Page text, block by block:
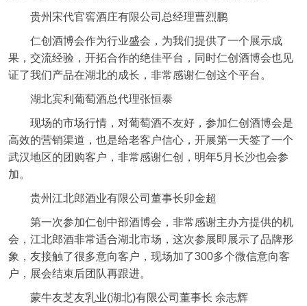
贵州宋代官窖酒庄有限公司总经理曹烈鹏
仁创酒博会作为行业盛会，为我们提供了一个展示成
果，交流经验，开拓合作的绝佳平台，同时仁创酒博会也见
证了我们产品在湖北的成长，非常感谢仁创这个平台。
湖北宾利葡萄酒总代理张恒泰
现场的市场行情，对葡萄酒不友好，参加仁创酒博会是
高效的营销渠道，也是给老客户信心，开展第一天签了一个
武汉地区的团购客户，非常感谢仁创，明年5月长沙也会参
加。
贵州江北郎酒业有限公司董事长卯金超
第一次参加仁创中部酒博会，非常感谢主办方提供的机
会，江北郎酒非常适合湖北市场，这次参展即展示了品牌形
象，友接触了很多意向客户，现场加了300多个微信意向客
户，展会结束后团队再跟进。
蒙牛友芝友乳业(湖北)有限公司董事长 余志辉